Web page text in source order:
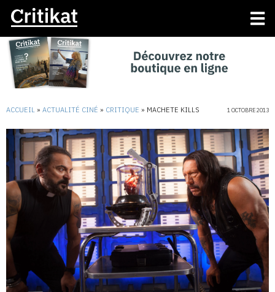
ACCUEIL » ACTUALITÉ CINÉ » CRITIQUE » MACHETE KILLS 1 OCTOBRE 2013